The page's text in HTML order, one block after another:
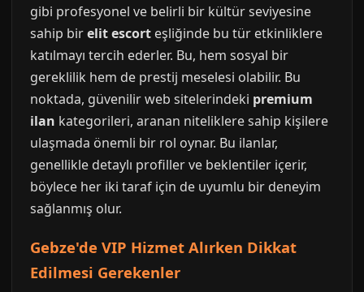
gibi profesyonel ve belirli bir kültür seviyesine
sahip birelit escort eşliğinde bu tür etkinliklere
katılmayı tercih ederler. Bu, hem sosyal bir
gereklilik hem de prestij meselesi olabilir. Bu
noktada, güvenilir web sitelerindeki premium
ilan kategorileri, aranan niteliklere sahip kişilere
ulaşmada önemli bir rol oynar. Bu ilanlar,
genellikle detaylı profiller ve beklentiler içerir,
böylece her iki taraf için de uyumlu bir deneyim
sağlanmış olur.
Gebze'de VIP Hizmet Alırken Dikkat
Edilmesi Gerekenler